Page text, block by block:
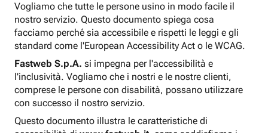
Vogliamo che tutte le persone usino in modo facile il
nostro servizio. Questo documento spiega cosa
facciamo perché sia accessibile e rispetti le leggi e gli
standard come l'European Accessibility Act o le WCAG.
Fastweb S.p.A. si impegna per l'accessibilità e
l'inclusività. Vogliamo che i nostri e le nostre clienti,
comprese le persone con disabilità, possano utilizzare
con successo il nostro servizio.
Questo documento illustra le caratteristiche di